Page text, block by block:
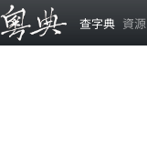
查字典 資源